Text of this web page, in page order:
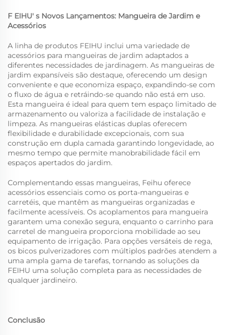
F EIHU' s Novos Lançamentos: Mangueira de Jardim e
Acessórios
A linha de produtos FEIHU inclui uma variedade de
acessórios para mangueiras de jardim adaptados a
diferentes necessidades de jardinagem. As mangueiras de
jardim expansíveis são destaque, oferecendo um design
conveniente e que economiza espaço, expandindo-se com
o fluxo de água e retráindo-se quando não está em uso.
Esta mangueira é ideal para quem tem espaço limitado de
armazenamento ou valoriza a facilidade de instalação e
limpeza. As mangueiras elásticas duplas oferecem
flexibilidade e durabilidade excepcionais, com sua
construção em dupla camada garantindo longevidade, ao
mesmo tempo que permite manobrabilidade fácil em
espaços apertados do jardim.
Complementando essas mangueiras, Feihu oferece
acessórios essenciais como os porta-mangueiras e
carretéis, que mantêm as mangueiras organizadas e
facilmente acessíveis. Os acoplamentos para mangueira
garantem uma conexão segura, enquanto o carrinho para
carretel de mangueira proporciona mobilidade ao seu
equipamento de irrigação. Para opções versáteis de rega,
os bicos pulverizadores com múltiplos padrões atendem a
uma ampla gama de tarefas, tornando as soluções da
FEIHU uma solução completa para as necessidades de
qualquer jardineiro.
Conclusão